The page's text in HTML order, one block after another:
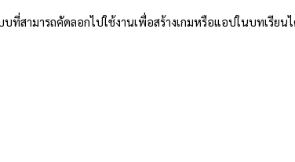
สามารถคัดลอกไปใช้งานเพื่อสร้างเกมหรือแอปในบทเรียน